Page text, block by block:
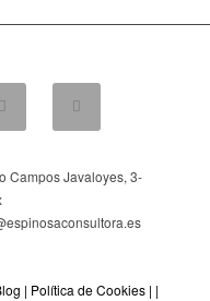
Campos Javaloyes, 3-
| Política de Cookies| |